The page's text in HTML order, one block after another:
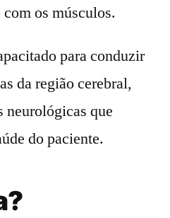
os músculos.
para conduzir
da região cerebral,
neurológicas que
do paciente.